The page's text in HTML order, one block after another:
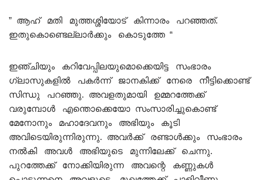
” ആഹ് മതി മുത്തശ്ശിയോട് കിന്നാരം പറഞ്ഞത്.
ഇതുകൊണ്ടെല്ലാർക്കും കൊടുത്തേ “
ഇഞ്ചിയും കറിവേപ്പിലയുമൊക്കെയിട്ട സംഭാരം
ഗ്ലാസുകളിൽ പകർന്ന് ജാനകിക്ക് നേരെ നീട്ടിക്കൊണ്ട്
സിന്ധു പറഞ്ഞു. അവളതുമായി ഉമ്മറത്തേക്ക്
വരുമ്പോൾ എന്തൊക്കെയോ സംസാരിച്ചുകൊണ്ട്
മേനോനും മഹാദേവനും അഭിയും കൂടി
അവിടെയിരുന്നിരുന്നു. അവർക്ക് രണ്ടാൾക്കും സംഭാരം
നൽകി അവൾ അഭിയുടെ മുന്നിലേക്ക് ചെന്നു.
പുറത്തേക്ക് നോക്കിയിരുന്ന അവന്റെ കണ്ണുകൾ